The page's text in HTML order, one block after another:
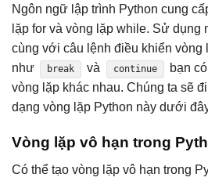
Ngôn ngữ lập trình Python cung
lặp for và vòng lặp while. Sử dụng
cùng với câu lệnh điều khiển vòng
như
break và continue
bạn
vòng lặp khác nhau. Chúng ta sẽ
dạng vòng lặp Python này dưới
Vòng lặp vô hạn trong
Có thể tạo vòng lặp vô hạn trong